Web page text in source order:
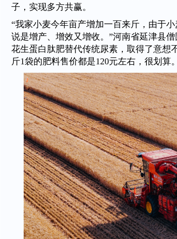
子，实现多方共赢。
“我家小麦今年亩产增加一百来斤，由于
说是增产、增效又增收。”河南省延津县
花生蛋白肽肥替代传统尿素，取得了意想
斤1袋的肥料售价都是120元左右，很划算。